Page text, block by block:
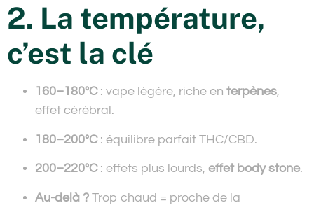
2. La température,
c’est la clé
160–180°C: vape légère, riche en terpènes,
effet cérébral.
180–200°C: équilibre parfait THC/CBD.
200–220°C: effets plus lourds, effet body stone.
Au-delà ? Trop chaud = proche de la